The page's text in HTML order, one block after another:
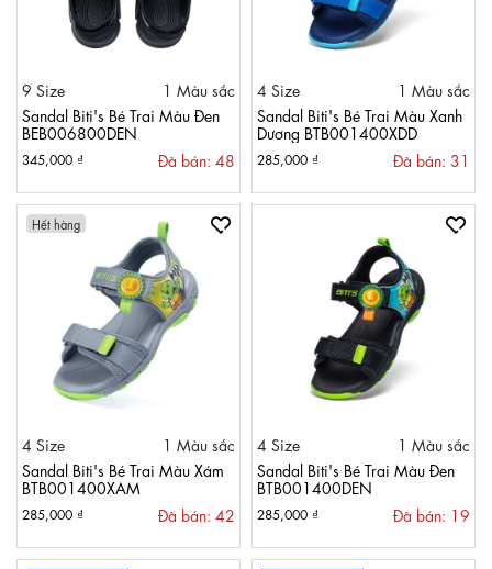
9 Size
1 Màu sắc
Sandal Biti's Bé Trai Màu Đen
BEB006800DEN
345,000 ₫ Đã bán: 48
4 Size
1 Màu sắc
Sandal Biti's Bé Trai Màu Xanh
Dương BTB001400XDD
285,000 ₫ Đã bán: 31
Hết hàng
4 Size
1 Màu sắc
Sandal Biti's Bé Trai Màu Xám
BTB001400XAM
285,000 ₫ Đã bán: 42
4 Size
1 Màu sắc
Sandal Biti's Bé Trai Màu Đen
BTB001400DEN
285,000 ₫ Đã bán: 19